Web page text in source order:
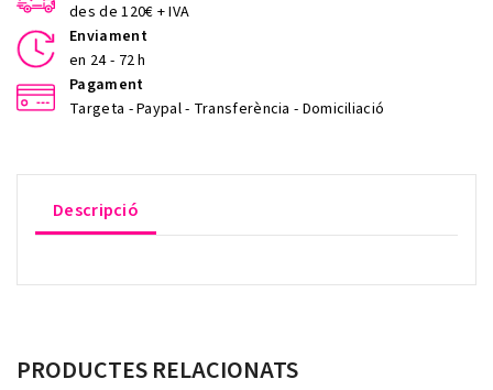
des de 120€ + IVA
Enviament
en 24 - 72 h
Pagament
Targeta - Paypal - Transferència - Domiciliació
Descripció
PRODUCTES RELACIONATS